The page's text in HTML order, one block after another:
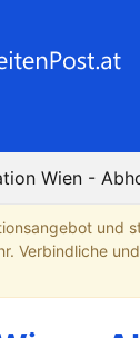
Wien -
und
Verbindliche